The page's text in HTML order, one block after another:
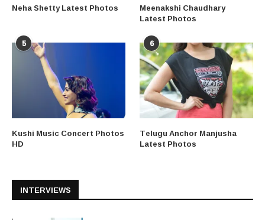
Neha Shetty Latest Photos Meenakshi Chaudhary
Latest Photos
5
Kushi Music Concert Photos
HD
6
Telugu Anchor Manjusha
Latest Photos
INTERVIEWS